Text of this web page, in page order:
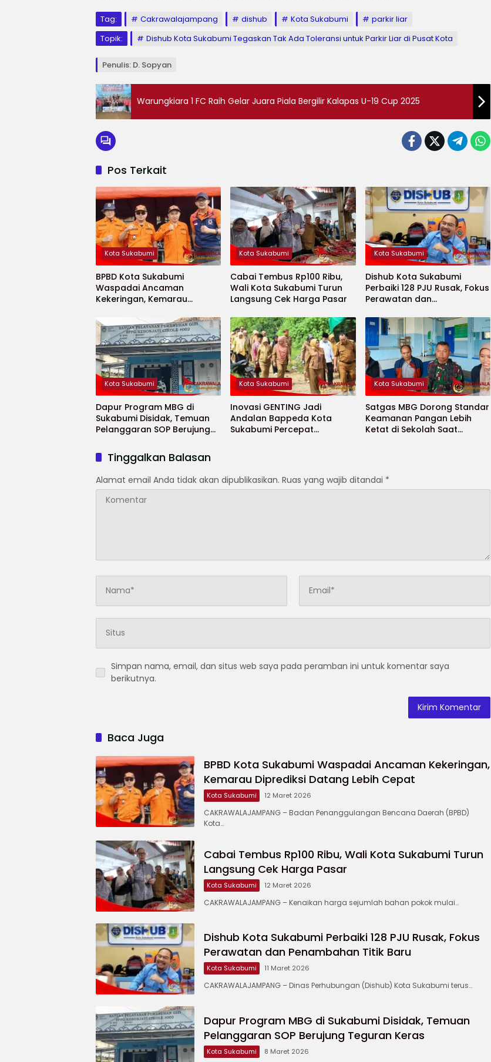
Tag: Cakrawalajampang dishub Kota Sukabumi
parkir liar
Topik:
Dishub Kota Sukabumi Tegaskan Tak Ada Toleransi untuk Parkir Liar di Pusat Kota
Penulis: D. Sopyan
Warungkiara 1 FC Raih Gelar Juara Piala Bergilir Kalapas U-19 Cup 2025
Pos Terkait
Kota Sukabumi
BPBD Kota Sukabumi
Waspadai Ancaman
Kekeringan, Kemarau
Cepat
Kota Sukabumi
Cabai Tembus Rp100 Ribu,
Wali Kota Sukabumi Turun
Langsung Cek Harga Pasar
Kota Sukabumi
Dishub Kota Sukabumi
Perbaiki 128 PJU Rusak, Fokus
Perawatan dan
Kota Sukabumi
Dapur Program MBG di
Sukabumi Disidak, Temuan
Pelanggaran SOP Berujung
Kota Sukabumi
Inovasi GENTING Jadi
Andalan Bappeda Kota
Sukabumi Percepat
Kota Sukabumi
Satgas MBG Dorong Standar
Keamanan Pangan Lebih
Ketat di Sekolah Saat
Tinggalkan Balasan
Alamat email Anda tidak akan dipublikasikan. Ruas yang wajib ditandai *
Simpan nama, email, dan situs web saya pada peramban ini untuk komentar saya
berikutnya.
Baca Juga
BPBD Kota Sukabumi Waspadai Ancaman Kekeringan,
Kemarau Diprediksi Datang Lebih Cepat
Kota Sukabumi 12 Maret 2026
CAKRAWALAJAMPANG – Badan Penanggulangan Bencana Daerah (BPBD)
Kota…
Cabai Tembus Rp100 Ribu, Wali Kota Sukabumi Turun
Langsung Cek Harga Pasar
Kota Sukabumi 12 Maret 2026
CAKRAWALAJAMPANG – Kenaikan harga sejumlah bahan pokok mulai…
Dishub Kota Sukabumi Perbaiki 128 PJU Rusak, Fokus
Perawatan dan Penambahan Titik Baru
Kota Sukabumi 11 Maret 2026
CAKRAWALAJAMPANG – Dinas Perhubungan (Dishub) Kota Sukabumi terus…
Dapur Program MBG di Sukabumi Disidak, Temuan
Pelanggaran SOP Berujung Teguran Keras
Kota Sukabumi 8 Maret 2026